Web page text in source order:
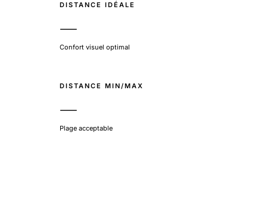
DISTANCE IDÉALE
—
Confort visuel optimal
DISTANCE MIN/MAX
—
Plage acceptable